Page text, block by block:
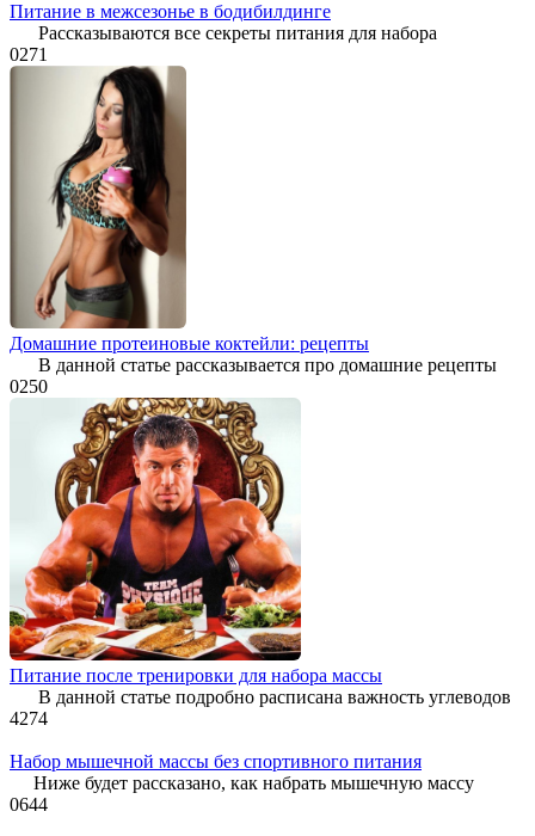
Питание в межсезонье в бодибилдинге
Рассказываются все секреты питания для набора
0271
Домашние протеиновые коктейли: рецепты
В данной статье рассказывается про домашние рецепты
0250
Питание после тренировки для набора массы
В данной статье подробно расписана важность углеводов
4274
Набор мышечной массы без спортивного питания
Ниже будет рассказано, как набрать мышечную массу
0644